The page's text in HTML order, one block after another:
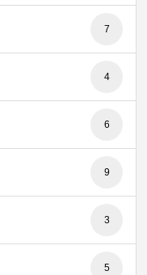
7
4
6
9
3
5